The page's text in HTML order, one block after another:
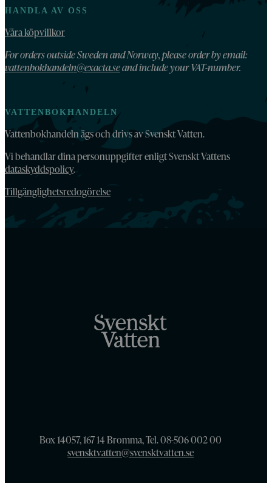
HANDLA AV OSS
Våra köpvillkor
For orders outside Sweden and Norway, please order by email:
vattenbokhandeln@exacta.seand include your VAT-number.
VATTENBOKHANDELN
Vattenbokhandeln ägs och drivs av Svenskt Vatten.
Vi behandlar dina personuppgifter enligt Svenskt Vattens
dataskyddspolicy.
Tillgänglighetsredogörelse
Box 14057, 167 14 Bromma, Tel. 08-506 002 00
svensktvatten@svensktvatten.se